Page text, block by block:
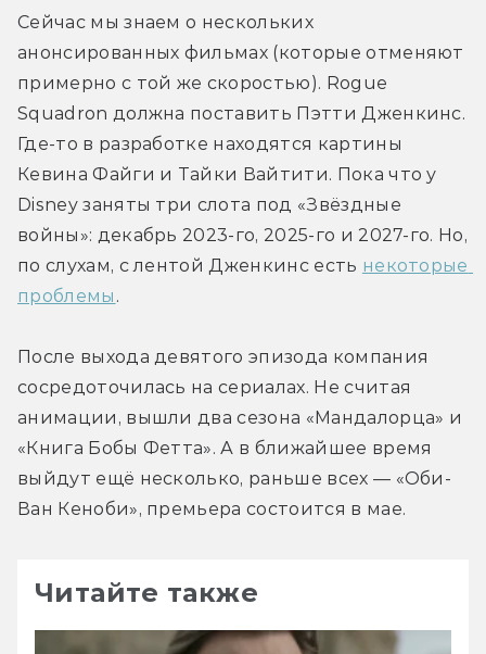
Сейчас мы знаем о нескольких
анонсированных фильмах (которые отменяют
примерно с той же скоростью). Rogue
Squadron должна поставить Пэтти Дженкинс.
Где-то в разработке находятся картины
Кевина Файги и Тайки Вайтити. Пока что у
Disney заняты три слота под «Звёздные
войны»: декабрь 2023-го, 2025-го и 2027-го. Но,
по слухам, с лентой Дженкинс есть некоторые
проблемы .
После выхода девятого эпизода компания
сосредоточилась на сериалах. Не считая
анимации, вышли два сезона «Мандалорца» и
«Книга Бобы Фетта». А в ближайшее время
выйдут ещё несколько, раньше всех — «Оби-
Ван Кеноби», премьера состоится в мае.
Читайте также